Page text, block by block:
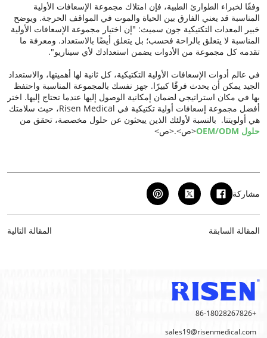
وفقًا لخبراء الطوارئ الطبية، فإن امتلاك مجموعة الإسعافات الأولية
المناسبة قد يعني الفارق بين الحياة والموت في المواقف الحرجة. ويوضح
خبير المعدات التكتيكية جون سميث: "إن اختيار مجموعة الإسعافات الأولية
المناسبة لا يتعلق بالراحة فحسب؛ بل يتعلق أيضًا بالاستعداد. ومعرفة ما
تقدمه كل مجموعة من الأدوات يضمن استعدادك لأي سيناريو".
في عالم أدوات الإسعافات الأولية التكتيكية، كل ثانية لها أهميتها، والاستعداد
الجيد يمكن أن يحدث فرقًا كبيرًا. جهز نفسك بالمجموعة المناسبة واحتفظ
بها في مكان استراتيجي لضمان إمكانية الوصول إليها عندما تحتاج إليها. اختر
أفضل مجموعة إسعافات أولية تكتيكية في Risen Medical، حيث سلامتك
هي أولويتنا. بالنسبة لأولئك الذين يبحثون عن حلول مخصصة، تحقق من
حلول OEM/ODM
<ص>.<ص>
مشاركة
المقالة السابقة المقالة التالية
+86-18028267826
sales19@risenmedical.com